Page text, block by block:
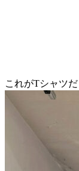
これがTシャツ